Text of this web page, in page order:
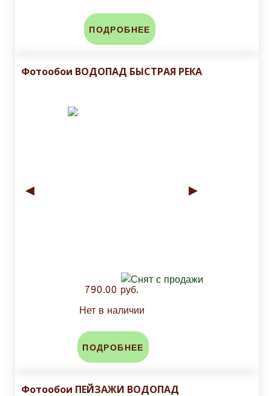
ПОДРОБНЕЕ
Фотообои ВОДОПАД БЫСТРАЯ РЕКА
◄ ►
790.00 руб.
Нет в наличии
ПОДРОБНЕЕ
Фотообои ПЕЙЗАЖИ ВОДОПАД